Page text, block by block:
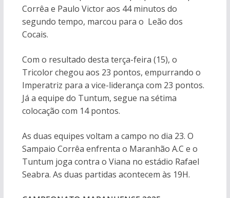
Corrêa e Paulo Victor aos 44 minutos do
segundo tempo, marcou para o Leão dos
Cocais.
Com o resultado desta terça-feira (15), o
Tricolor chegou aos 23 pontos, empurrando o
Imperatriz para a vice-liderança com 23 pontos.
Já a equipe do Tuntum, segue na sétima
colocação com 14 pontos.
As duas equipes voltam a campo no dia 23. O
Sampaio Corrêa enfrenta o Maranhão A.C e o
Tuntum joga contra o Viana no estádio Rafael
Seabra. As duas partidas acontecem às 19H.